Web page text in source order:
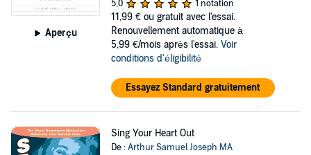
Aperçu
5,0
1 notation
11,99 € ou gratuit avec l'essai.
Renouvellement automatique à
5,99 €/mois après l'essai. Voir
conditions d'éligibilité
Essayez Standard gratuitement
Sing Your Heart Out
De :Arthur Samuel Joseph MA